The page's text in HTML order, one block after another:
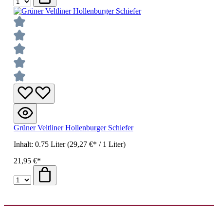
Grüner Veltliner Hollenburger Schiefer
Inhalt: 0.75 Liter(29,27 €* / 1 Liter)
21,95 €*